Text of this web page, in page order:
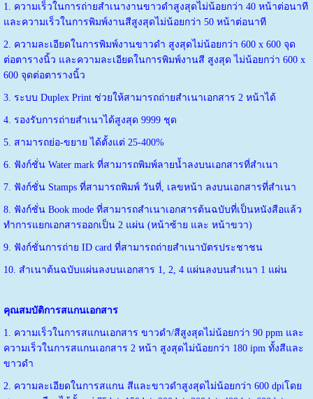
1. ความเร็วในการถ่ายสำเนางานขาวดำสูงสุดไม่น้อยกว่า 40 หน้าต่อนาที
และความเร็วในการพิมพ์งานสีสูงสุดไม่น้อยกว่า 50 หน้าต่อนาที
2. ความละเอียดในการพิมพ์งานขาวดำ สูงสุดไม่น้อยกว่า 600 x 600 จุด
ต่อตารางนิ้ว และความละเอียดในการพิมพ์งานสี สูงสุด ไม่น้อยกว่า 600 x
600 จุดต่อตารางนิ้ว
3. ระบบ Duplex Print ช่วยให้สามารถถ่ายสำเนาเอกสาร 2 หน้าได้
4. รองรับการถ่ายสำเนาได้สูงสุด 9999 ชุด
5. สามารถย่อ-ขยาย ได้ตั้งแต่ 25-400%
6. ฟังก์ชั่น Water mark ที่สามารถพิมพ์ลายน้ำลงบนเอกสารที่สำเนา
7. ฟังก์ชั่น Stamps ที่สามารถพิมพ์ วันที่, เลขหน้า ลงบนเอกสารที่สำเนา
8. ฟังก์ชั่น Book mode ที่สามารถสำเนาเอกสารต้นฉบับที่เป็นหนังสือแล้ว
ทำการแยกเอกสารออกเป็น 2 แผ่น (หน้าซ้าย และ หน้าขวา)
9. ฟังก์ชั่นการถ่าย ID card ที่สามารถถ่ายสำเนาบัตรประชาชน
10. สำเนาต้นฉบับแผ่นลงบนเอกสาร 1, 2, 4 แผ่นลงบนสำเนา 1 แผ่น
คุณสมบัติการสแกนเอกสาร
1. ความเร็วในการสแกนเอกสาร ขาวดำ/สีสูงสุดไม่น้อยกว่า 90 ppm และ
ความเร็วในการสแกนเอกสาร 2 หน้า สูงสุดไม่น้อยกว่า 180 ipm ทั้งสีและ
ขาวดำ
2. ความละเอียดในการสแกน สีและขาวดำสูงสุดไม่น้อยกว่า 600 dpiโดย